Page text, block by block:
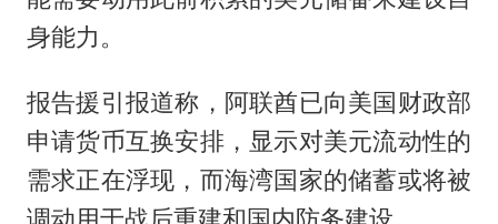
身能力。
报告援引报道称，阿联酋已向美国财政部
申请货币互换安排，显示对美元流动性的
需求正在浮现，而海湾国家的储蓄或将被
调动用于战后重建和国内防务建设。